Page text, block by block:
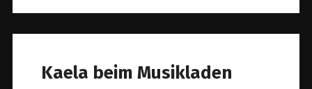
Kaela beim Musikladen